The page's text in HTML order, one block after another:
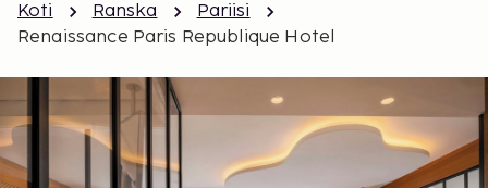
Koti Ranska
Pariisi
Renaissance Paris Republique Hotel